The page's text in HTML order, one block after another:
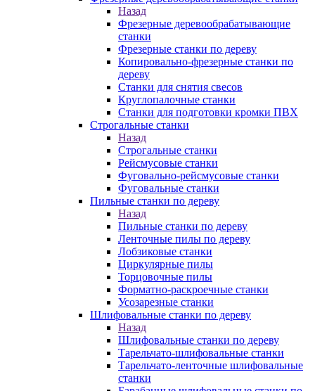
Назад
Фрезерные деревообрабатывающие
станки
Фрезерные станки по дереву
Копировально-фрезерные станки по
дереву
Станки для снятия свесов
Круглопалочные станки
Станки для подготовки кромки ПВХ
Строгальные станки
Назад
Строгальные станки
Рейсмусовые станки
Фуговально-рейсмусовые станки
Фуговальные станки
Пильные станки по дереву
Назад
Пильные станки по дереву
Ленточные пилы по дереву
Лобзиковые станки
Циркулярные пилы
Торцовочные пилы
Форматно-раскроечные станки
Усозарезные станки
Шлифовальные станки по дереву
Назад
Шлифовальные станки по дереву
Тарельчато-шлифовальные станки
Тарельчато-ленточные шлифовальные
станки